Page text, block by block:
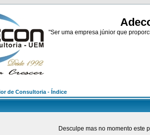
"Ser uma empresa júnior que
de Consultoria - Índice
Desculpe mas no momento este